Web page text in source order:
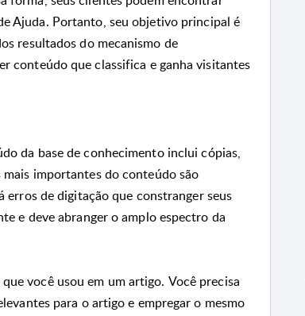
Ajuda. Portanto, seu objetivo principal é
resultados do mecanismo de
conteúdo que classifica e ganha visitantes
da base de conhecimento inclui cópias,
mais importantes do conteúdo são
erros de digitação que constranger seus
e deve abranger o amplo espectro da
você usou em um artigo. Você precisa
para o artigo e empregar o mesmo